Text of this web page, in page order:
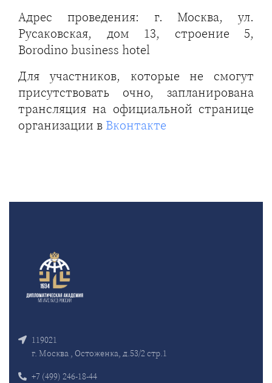
Адрес проведения: г. Москва, ул.
Русаковская, дом 13, строение 5,
Borodino business hotel
Для участников, которые не смогут
присутствовать очно, запланирована
трансляция на официальной странице
организации в Вконтакте
119021
г. Москва , Остоженка, д.53/2 стр.1
+7 (499) 246-18-44